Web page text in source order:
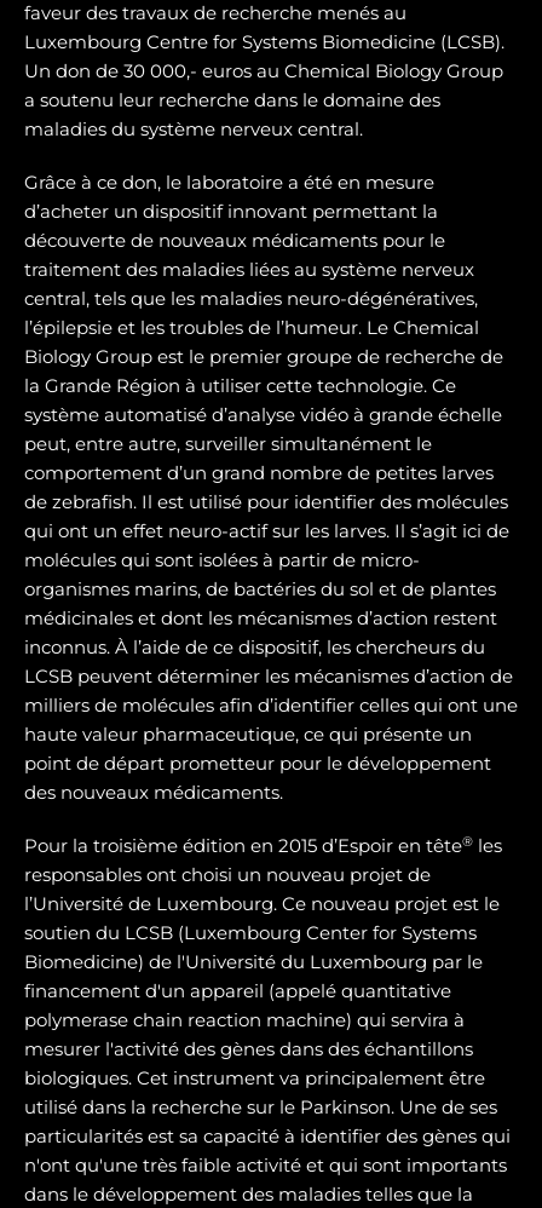
faveur des travaux de recherche menés au
Luxembourg Centre for Systems Biomedicine (LCSB).
Un don de 30 000,- euros au Chemical Biology Group
a soutenu leur recherche dans le domaine des
maladies du système nerveux central.
Grâce à ce don, le laboratoire a été en mesure
d’acheter un dispositif innovant permettant la
découverte de nouveaux médicaments pour le
traitement des maladies liées au système nerveux
central, tels que les maladies neuro-dégénératives,
l’épilepsie et les troubles de l’humeur. Le Chemical
Biology Group est le premier groupe de recherche de
la Grande Région à utiliser cette technologie. Ce
système automatisé d’analyse vidéo à grande échelle
peut, entre autre, surveiller simultanément le
comportement d’un grand nombre de petites larves
de zebrafish. Il est utilisé pour identifier des molécules
qui ont un effet neuro-actif sur les larves. Il s’agit ici de
molécules qui sont isolées à partir de micro-
organismes marins, de bactéries du sol et de plantes
médicinales et dont les mécanismes d’action restent
inconnus. À l’aide de ce dispositif, les chercheurs du
LCSB peuvent déterminer les mécanismes d’action de
milliers de molécules afin d’identifier celles qui ont une
haute valeur pharmaceutique, ce qui présente un
point de départ prometteur pour le développement
des nouveaux médicaments.
Pour la troisième édition en 2015 d’Espoir en tête® les
responsables ont choisi un nouveau projet de
l’Université de Luxembourg. Ce nouveau projet est le
soutien du LCSB (Luxembourg Center for Systems
Biomedicine) de l'Université du Luxembourg par le
financement d'un appareil (appelé quantitative
polymerase chain reaction machine) qui servira à
mesurer l'activité des gènes dans des échantillons
biologiques. Cet instrument va principalement être
utilisé dans la recherche sur le Parkinson. Une de ses
particularités est sa capacité à identifier des gènes qui
n'ont qu'une très faible activité et qui sont importants
dans le développement des maladies telles que la